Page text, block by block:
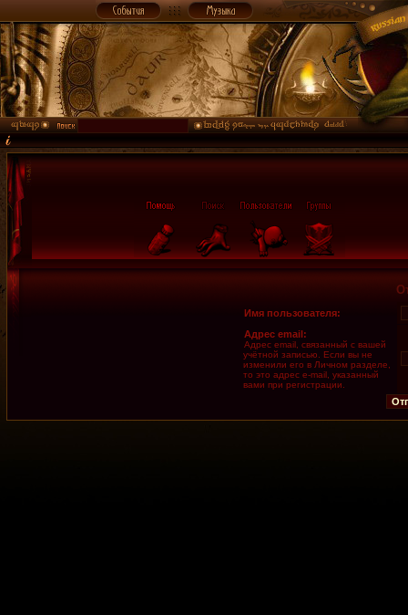
Имя пользователя:
Адрес email:
Адрес email, связанный с вашей
учётной записью. Если вы не
изменили его в Личном разделе,
то это адрес e-mail, указанный
вами при регистрации.